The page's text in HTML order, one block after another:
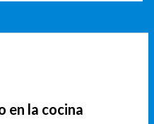
en la cocina